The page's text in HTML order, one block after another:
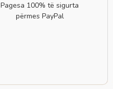
Pagesa 100% të sigurta
përmes PayPal